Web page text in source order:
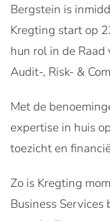
Bergstein is
Kregting start op
hun rol in de Raad
Audit-, Risk- &
Met de
expertise in huis
toezicht en
Zo is Kregting
Business